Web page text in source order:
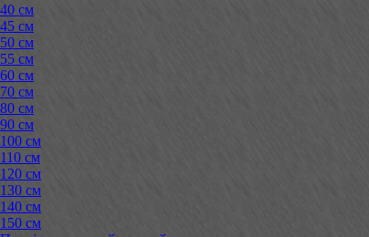
40 см
45 см
50 см
55 см
60 см
70 см
80 см
90 см
100 см
110 см
120 см
130 см
140 см
150 см